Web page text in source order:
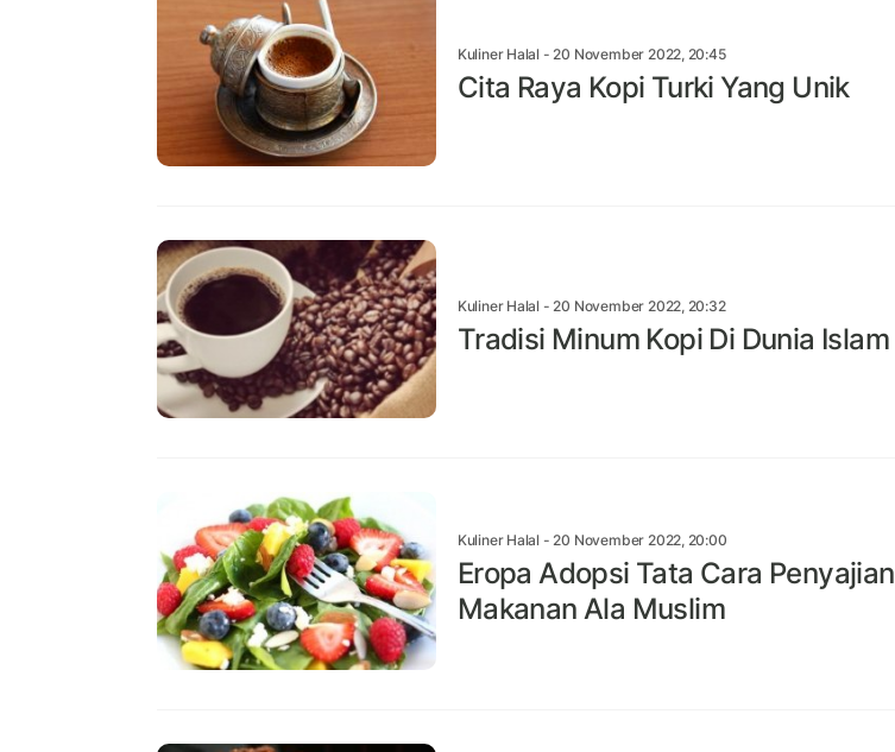
Kuliner Halal - 20 November 2022, 20:45
Cita Raya Kopi Turki Yang Unik
Kuliner Halal - 20 November 2022, 20:32
Tradisi Minum Kopi Di Dunia Islam
Kuliner Halal - 20 November 2022, 20:00
Eropa Adopsi Tata Cara Penyajian
Makanan Ala Muslim